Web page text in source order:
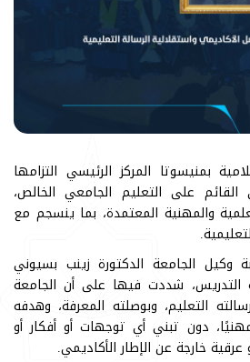
بمنيسوتا المركز الرئيسي التزامها
القائم على التعليم الجامعي الخالص،
والمهنية المعتمدة، بما ينسجم مع
وكيل الجامعة الدكتورة زينب بسيوني
شددت فيها على أن الجامعة
التعليم، وبوصلته المعرفة، وهدفه
دون تبني أي توجهات أو أفكار أو
خارجة عن الإطار الأكاديمي.